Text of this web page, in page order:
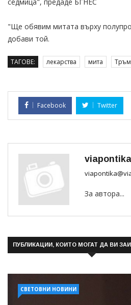
"Ще обявим митата върху
добави той.
ТАГОВЕ: лекарства мита
Facebook Twitter
За автора...
ПУБЛИКАЦИИ, КОИТО МОГАТ ДА ВИ
СВЕТОВНИ НОВИНИ